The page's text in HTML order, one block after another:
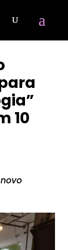
10